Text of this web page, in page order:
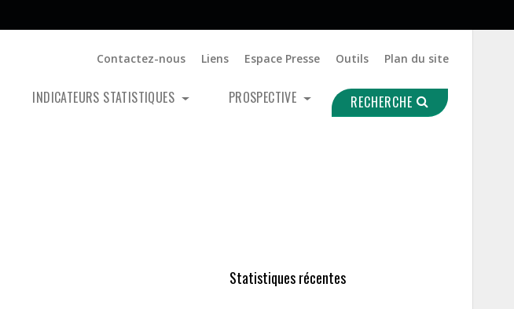
Contactez-nous Liens Espace Presse Outils Plan du site
INDICATEURS STATISTIQUES PROSPECTIVE RECHERCHE
Statistiques récentes